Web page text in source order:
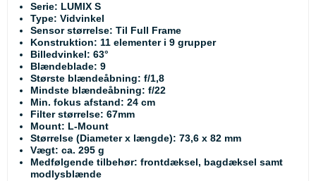
Serie: LUMIX S
Type: Vidvinkel
Sensor størrelse: Til Full Frame
Konstruktion: 11 elementer i 9 grupper
Billedvinkel: 63°
Blændeblade: 9
Største blændeåbning: f/1,8
Mindste blændeåbning: f/22
Min. fokus afstand: 24 cm
Filter størrelse: 67mm
Mount: L-Mount
Størrelse (Diameter x længde): 73,6 x 82 mm
Vægt: ca. 295 g
Medfølgende tilbehør: frontdæksel, bagdæksel samt
modlysblænde